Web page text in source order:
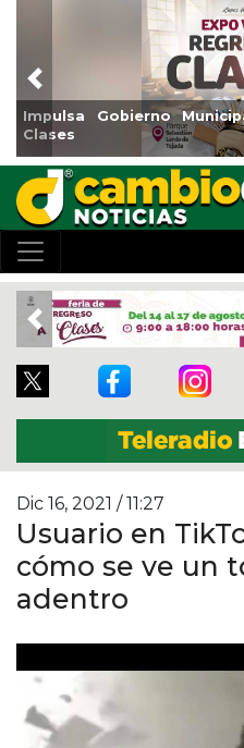
Expo Venta
Previous
Previous
Dic 16, 2021 / 11:27
Usuario en
cómo se ve un
adentro